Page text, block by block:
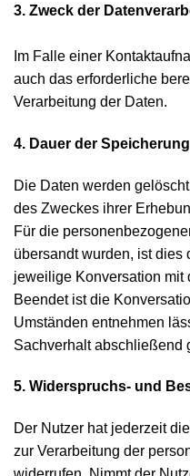
3. Zweck der
Im Falle einer
auch das erforderliche
Verarbeitung der Daten.
4. Dauer der Speicherung
Die Daten werden
des Zweckes ihrer
Für die
übersandt wurden, ist dies
jeweilige Konversation mit
Beendet ist die
Umständen entnehmen
Sachverhalt abschließend
5. Widerspruchs- und
Der Nutzer hat jederzeit
zur Verarbeitung der